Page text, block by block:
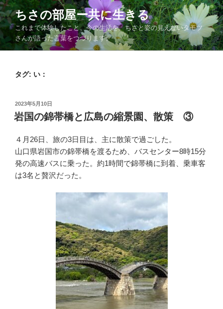
コ
ン
テ
ン
ツ
ちさの部屋ー共に生きる
これまで体験したこと、今の生活を、ちさと姿の見えないタモツ
さんが語った言葉をつづります。
タグ: い：
投
稿
日:
2023年5月10日
岩国の錦帯橋と広島の縮景園、散策 ③
４月26日、旅の3日目は、主に散策で過ごした。
山口県岩国市の錦帯橋を渡るため、バスセンター8時15分
発の高速バスに乗った。約1時間で錦帯橋に到着、乗車客
は3名と贅沢だった。